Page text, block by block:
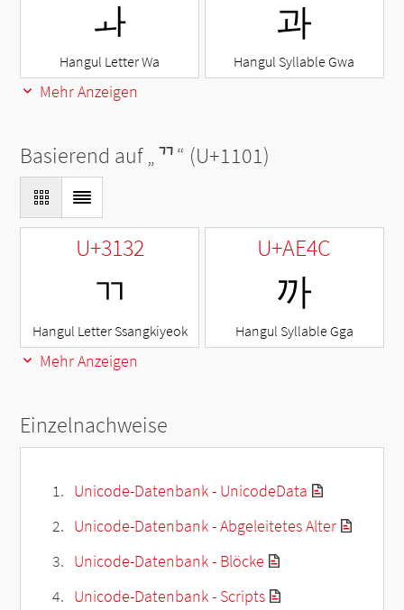
ㅘ
Hangul Letter Wa
과
Hangul Syllable Gwa
Mehr Anzeigen
Basierend auf „ᄁ“ (U+1101)
U+3132
ㄲ
Hangul Letter Ssangkiyeok
U+AE4C
까
Hangul Syllable Gga
Mehr Anzeigen
Einzelnachweise
Unicode-Datenbank - UnicodeData
Unicode-Datenbank - Abgeleitetes Alter
Unicode-Datenbank - Blöcke
Unicode-Datenbank - Scripts